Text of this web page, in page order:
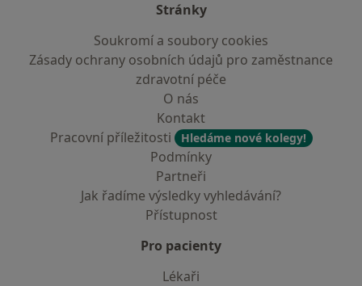
Stránky
Soukromí a soubory cookies
Zásady ochrany osobních údajů pro zaměstnance
zdravotní péče
O nás
Kontakt
Pracovní příležitosti
Hledáme nové kolegy!
Podmínky
Partneři
Jak řadíme výsledky vyhledávání?
Přístupnost
Pro pacienty
Lékaři